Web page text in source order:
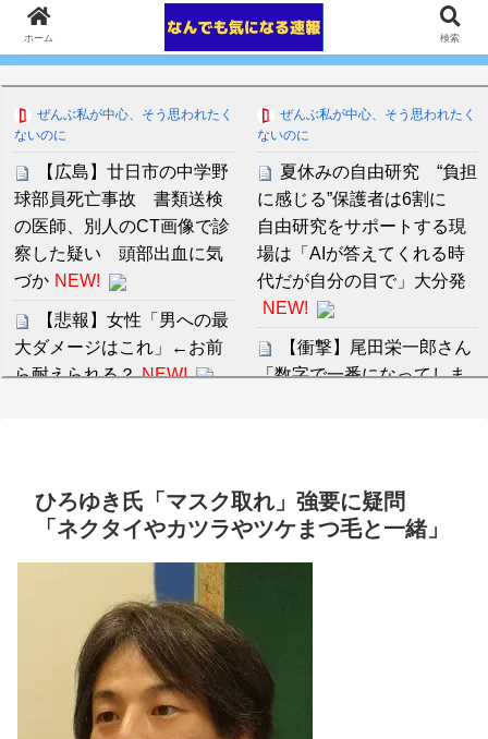
ぜんぶ私が中心、そう思われたく
ないのに
【広島】廿日市の中学野
球部員死亡事故 書類送検
の医師、別人のCT画像で診
察した疑い 頭部出血に気
づか NEW!
【悲報】女性「男への最
大ダメージはこれ」←お前
ら耐えられる？ NEW!
場…復帰３登板目でまさか
の事態 １４８キロ直球が
頭部直撃 NEW!
【あんこ】バーニィは第
1小隊のフォワードのようで
す【機動警察パトレイバ
ー】 第57話 ああ、心配だ心
NEW!
ぜんぶ私が中心、そう思われたく
ないのに
夏休みの自由研究 “負担
に感じる”保護者は6割に
自由研究をサポートする現
場は「AIが答えてくれる時
代だが自分の目で」大分発
NEW!
【衝撃】尾田栄一郎さん
「数字で一番になってしま
長友の現役続行、妻・平
8/3まで
ひろゆき氏「マスク取れ」強要に疑問
「ネクタイやカツラやツケまつ毛と一緒」
ホーム 検索